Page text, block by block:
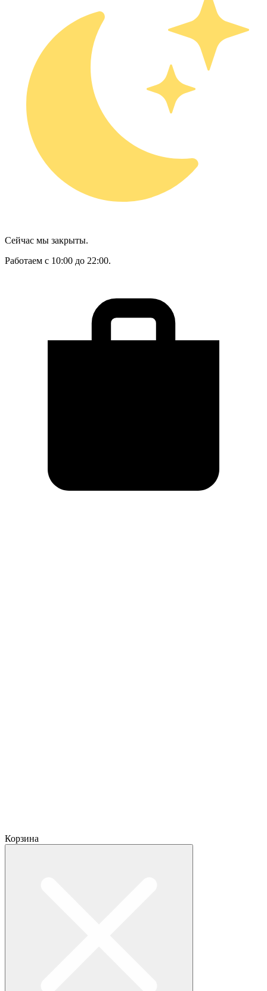
Сейчас мы закрыты.
Работаем с 10:00 до 22:00.
Корзина